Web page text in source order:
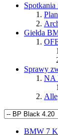
Giełda
Sprawy
NA
BMW 7